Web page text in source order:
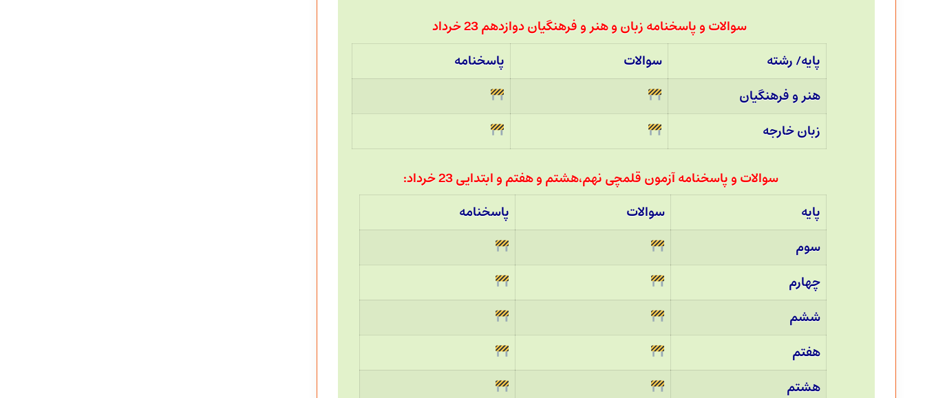
سوالات و پاسخنامه زبان و هنر و فرهنگیان دوازدهم 23 خرداد
پایه/ رشته
سوالات
پاسخنامه
هنر و فرهنگیان
زبان خارجه
سوالات و پاسخنامه آزمون قلمچی نهم،هشتم و هفتم و ابتدایی 23 خرداد:
پایه
سوالات
پاسخنامه
سوم
چهارم
ششم
هفتم
هشتم